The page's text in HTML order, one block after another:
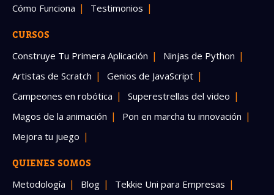
Cómo Funciona Testimonios
CURSOS
Construye Tu Primera Aplicación
Ninjas de Python
Artistas de Scratch
Genios de JavaScript
Campeones en robótica
Superestrellas del video
Magos de la animación
Pon en marcha tu innovación
Mejora tu juego
QUIENES SOMOS
Metodología Blog
Tekkie Uni para Empresas